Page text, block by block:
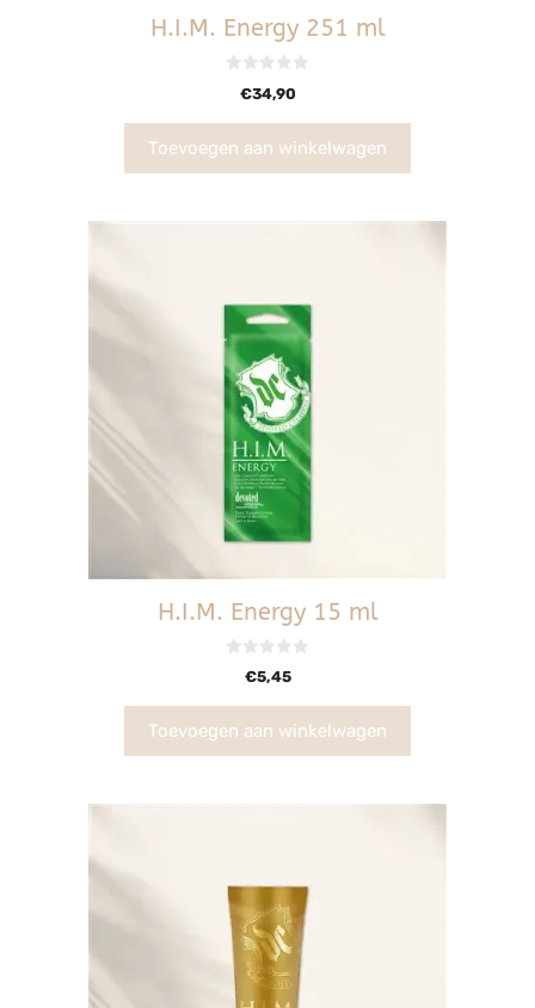
H.I.M. Energy 251 ml
n
5
€34,90
Toevoegen aan winkelwagen
H.I.M. Energy 15 ml
n
5
€5,45
Toevoegen aan winkelwagen